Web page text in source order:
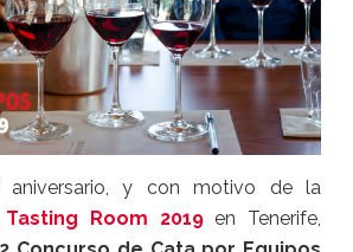
aniversario, y con motivo de la
Tasting Room 2019en Tenerife,